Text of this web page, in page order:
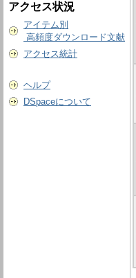
アクセス状況
アイテム別
高頻度ダウンロード文献
アクセス統計
ヘルプ
DSpaceについて